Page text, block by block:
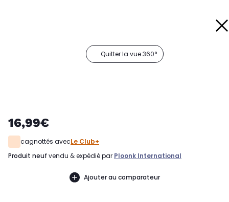
Quitter la vue 360°
16,99€
cagnottés avecLe Club+
produit neuf vendu & expédié par Ploonk International
Ajouter au comparateur